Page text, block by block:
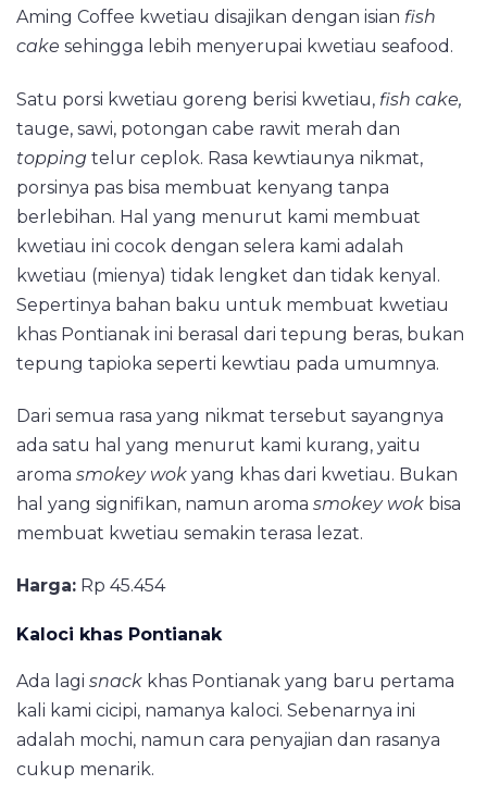
Aming Coffee kwetiau disajikan dengan isian fish
cake sehingga lebih menyerupai kwetiau seafood.
Satu porsi kwetiau goreng berisi kwetiau, fish cake,
tauge, sawi, potongan cabe rawit merah dan
topping telur ceplok. Rasa kewtiaunya nikmat,
porsinya pas bisa membuat kenyang tanpa
berlebihan. Hal yang menurut kami membuat
kwetiau ini cocok dengan selera kami adalah
kwetiau (mienya) tidak lengket dan tidak kenyal.
Sepertinya bahan baku untuk membuat kwetiau
khas Pontianak ini berasal dari tepung beras, bukan
tepung tapioka seperti kewtiau pada umumnya.
Dari semua rasa yang nikmat tersebut sayangnya
ada satu hal yang menurut kami kurang, yaitu
aroma smokey wok yang khas dari kwetiau. Bukan
hal yang signifikan, namun aroma smokey wok bisa
membuat kwetiau semakin terasa lezat.
Harga: Rp 45.454
Kaloci khas Pontianak
Ada lagi snack khas Pontianak yang baru pertama
kali kami cicipi, namanya kaloci. Sebenarnya ini
adalah mochi, namun cara penyajian dan rasanya
cukup menarik.